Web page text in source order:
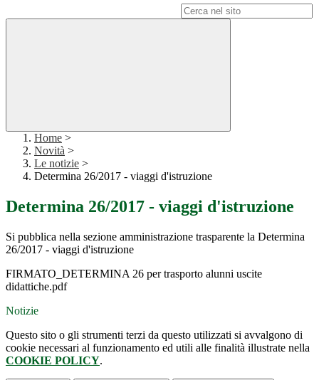
Home >
Novità >
Le notizie >
Determina 26/2017 - viaggi d'istruzione
Determina 26/2017 - viaggi d'istruzione
Si pubblica nella sezione amministrazione trasparente la Determina
26/2017 - viaggi d'istruzione
FIRMATO_DETERMINA 26 per trasporto alunni uscite
didattiche.pdf
Notizie
Questo sito o gli strumenti terzi da questo utilizzati si avvalgono di
cookie necessari al funzionamento ed utili alle finalità illustrate nella
COOKIE POLICY.